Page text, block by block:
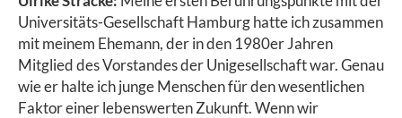
Universitäts-Gesellschaft Hamburg hatte ich zusammen
mit meinem Ehemann, der in den 1980er Jahren
Mitglied des Vorstandes der Unigesellschaft war. Genau
wie er halte ich junge Menschen für den wesentlichen
Faktor einer lebenswerten Zukunft. Wenn wir